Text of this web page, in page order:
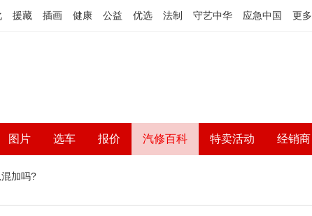
援藏 插画 健康 公益 优选 法制 守艺中华 应急中国 更多
图片 选车 报价 汽修百科 特卖活动 经销商
加吗?